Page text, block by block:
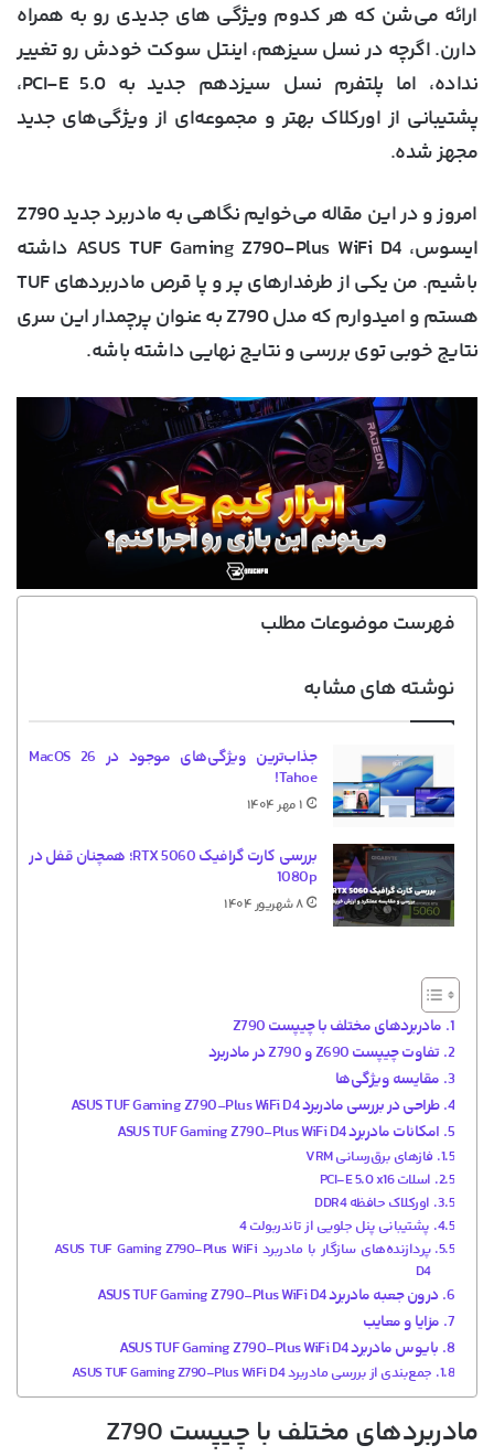
ارائه می‌شن که هر کدوم ویژگی های جدیدی رو به همراه
دارن. اگرچه در نسل سیزهم، اینتل سوکت خودش رو تغییر
نداده، اما پلتفرم نسل سیزدهم جدید به PCI-E 5.0،
پشتیبانی از اورکلاک بهتر و مجموعه‌ای از ویژگی‌های جدید
مجهز شده.
امروز و در این مقاله می‌خوایم نگاهی به مادربرد جدید Z790
ایسوس، ASUS TUF Gaming Z790-Plus WiFi D4 داشته
باشیم. من یکی از طرفدارهای پر و پا قرص مادربردهای TUF
هستم و امیدوارم که مدل Z790 به عنوان پرچمدار این سری
نتایج خوبی توی بررسی و نتایج نهایی داشته باشه.
فهرست موضوعات مطلب
نوشته های مشابه
جذاب‌ترین ویژگی‌های موجود در MacOS 26
Tahoe!
۱ مهر ۱۴۰۴
بررسی کارت گرافیک RTX 5060؛ همچنان قفل در
1080p
۸ شهریور ۱۴۰۴
مادربردهای مختلف با چیپست Z790
تفاوت چیپست Z690 و Z790 در مادربرد
مقایسه ویژگی‌ها
طراحی در بررسی مادربرد ASUS TUF Gaming Z790-Plus WiFi D4
امکانات مادربرد ASUS TUF Gaming Z790-Plus WiFi D4
فازهای برق‌رسانی VRM
اسلات PCI-E 5.0 x16
اورکلاک حافظه DDR4
پشتیبانی پنل جلویی از تاندربولت 4
پردازنده‌های سازگار با مادربرد ASUS TUF Gaming Z790-Plus WiFi
D4
درون جعبه مادربرد ASUS TUF Gaming Z790-Plus WiFi D4
مزایا و معایب
بایوس مادربرد ASUS TUF Gaming Z790-Plus WiFi D4
جمع‌بندی از بررسی مادربرد ASUS TUF Gaming Z790-Plus WiFi D4
مادربردهای مختلف با چیپست Z790